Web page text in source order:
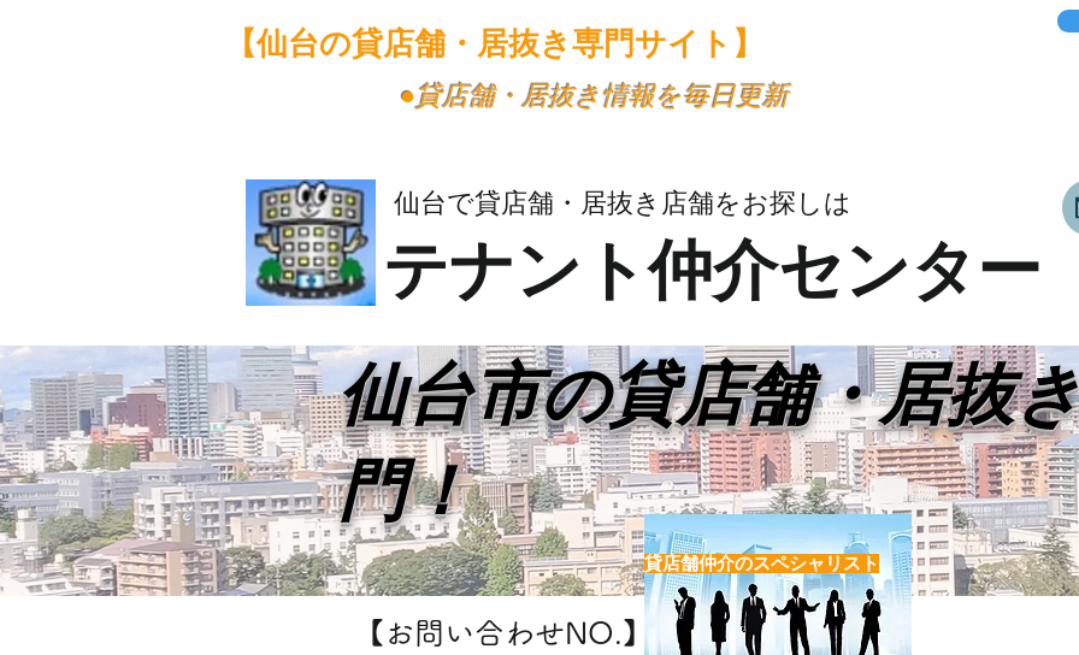
【仙台の貸店舗・居抜き専門サイト】
​●貸店舗・居抜き情報を毎日更新
仙台で貸店舗・居抜き店舗をお探しは
テナント仲介センター
【お問い合わせNO.】H6950
仙台市の貸店舗・居抜
門！
貸店舗仲介のスペシャリスト